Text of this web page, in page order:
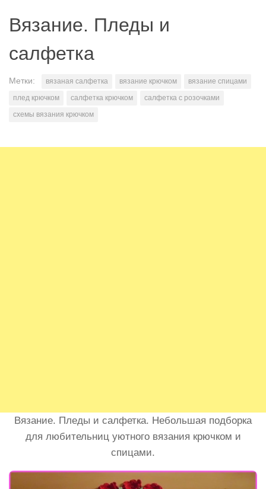
Вязание. Пледы и
салфетка
Метки: вязаная салфетка вязание крючком
вязание спицами
плед крючком
салфетка крючком
салфетка с розочками
схемы вязания крючком
Вязание. Пледы и салфетка. Небольшая подборка
для любительниц уютного вязания крючком и
спицами.